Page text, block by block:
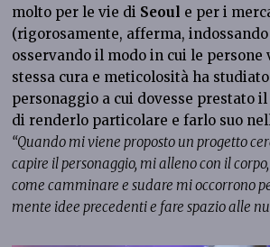
molto per le vie di Seoul e per i
(rigorosamente, afferma,
osservando il modo in cui le persone
stessa cura e meticolosità ha
personaggio a cui dovesse prestato
di renderlo particolare e farlo suo
“Quando mi viene proposto un progetto
capire il personaggio, mi alleno con il
come camminare e sudare mi occorrono
mente idee precedenti e fare spazio alle